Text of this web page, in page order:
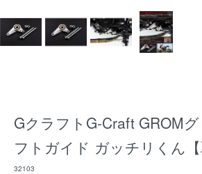
GクラフトG-Craft GROM
フトガイド ガッチリくん【
32103